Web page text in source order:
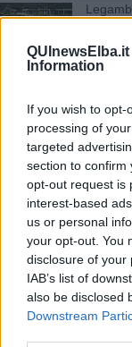
QUInewsElba.it
Information
If you wish to
processing of
targeted
section to confirm
opt-out request is
interest-based
us or personal
your opt-out. You
disclosure of your
IAB’s list of
also be disclosed
Downstream
Il
Banca
La
La